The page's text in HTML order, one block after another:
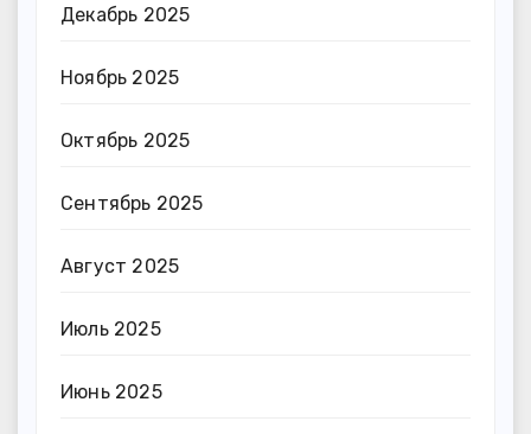
Декабрь 2025
Ноябрь 2025
Октябрь 2025
Сентябрь 2025
Август 2025
Июль 2025
Июнь 2025